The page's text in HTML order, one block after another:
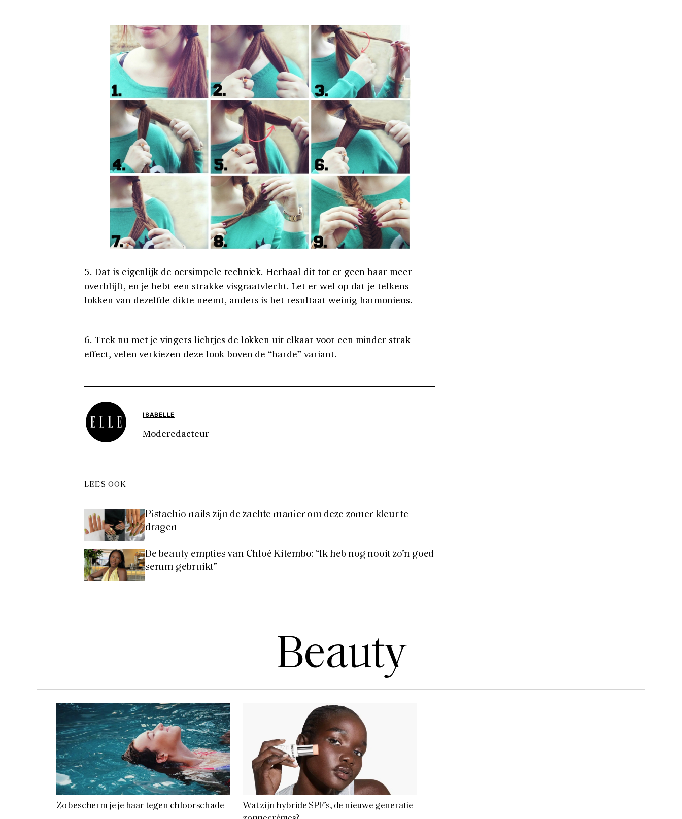
5. Dat is eigenlijk de oersimpele techniek. Herhaal dit tot er geen haar meer
overblijft, en je hebt een strakke visgraatvlecht. Let er wel op dat je telkens
lokken van dezelfde dikte neemt, anders is het resultaat weinig harmonieus.
6. Trek nu met je vingers lichtjes de lokken uit elkaar voor een minder strak
effect, velen verkiezen deze look boven de “harde” variant.
ISABELLE
Moderedacteur
LEES OOK
Pistachio nails zijn de zachte manier om deze zomer kleur te
dragen
De beauty empties van Chloé Kitembo: “Ik heb nog nooit zo’n goed
serum gebruikt”
Beauty
Zo bescherm je je haar tegen chloorschade
Wat zijn hybride SPF’s, de nieuwe generatie